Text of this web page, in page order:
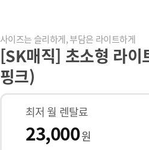
사이즈는 슬리하게, 부담은 라이트하게
[SK매직] 초소형 라이
핑크)
최저 월 렌탈료
23,000원